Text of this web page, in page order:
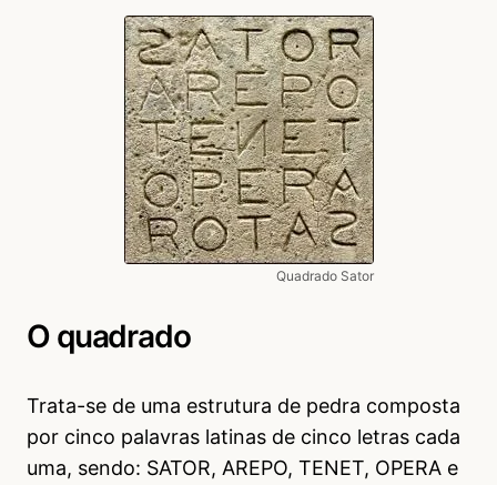
Quadrado Sator
O quadrado
Trata-se de uma estrutura de pedra composta
por cinco palavras latinas de cinco letras cada
uma, sendo: SATOR, AREPO, TENET, OPERA e